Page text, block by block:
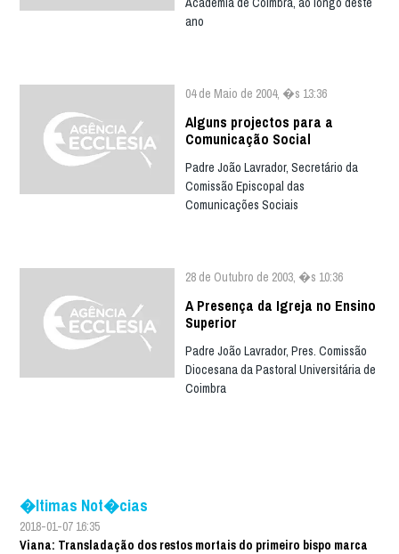
ano
04 de Maio de 2004, �s 13:36
Alguns projectos para a
Comunicação Social
Padre João Lavrador, Secretário da
Comissão Episcopal das
Comunicações Sociais
28 de Outubro de 2003, �s 10:36
A Presença da Igreja no Ensino
Superior
Padre João Lavrador, Pres. Comissão
Diocesana da Pastoral Universitária de
Coimbra
�ltimas Not�cias
2018-01-07 16:35
Viana: Transladação dos restos mortais do primeiro bispo marca